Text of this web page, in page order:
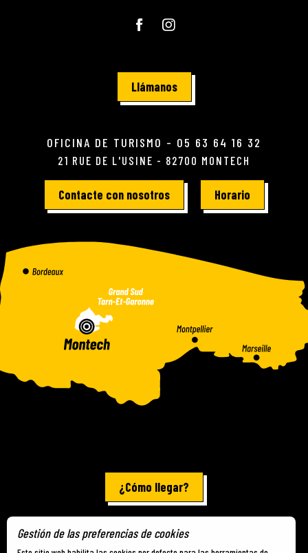
Llámanos
OFICINA DE TURISMO - 05 63 64 16 32
21 RUE DE L'USINE - 82700 MONTECH
Contacte con nosotros Horario
¿Cómo llegar?
Información jurídica - Mapa del sitio
Gestión de las preferencias de cookies